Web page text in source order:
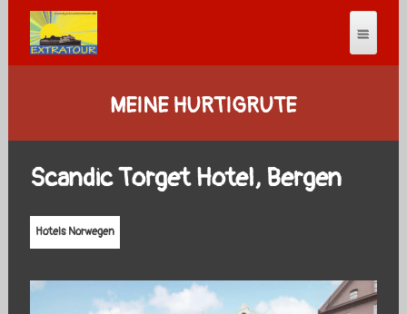
MEINE HURTIGRUTE
Scandic Torget Hotel, Bergen
Hotels Norwegen